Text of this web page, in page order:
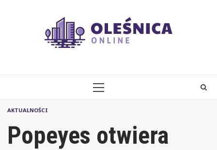
PRIMARY
AKTUALNOŚCI
Popeyes otwiera